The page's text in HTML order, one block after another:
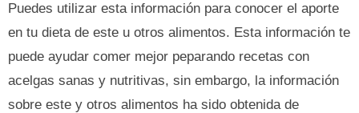
Puedes utilizar esta información para conocer el aporte
en tu dieta de este u otros alimentos. Esta información te
puede ayudar comer mejor peparando recetas con
acelgas sanas y nutritivas, sin embargo, la información
sobre este y otros alimentos ha sido obtenida de